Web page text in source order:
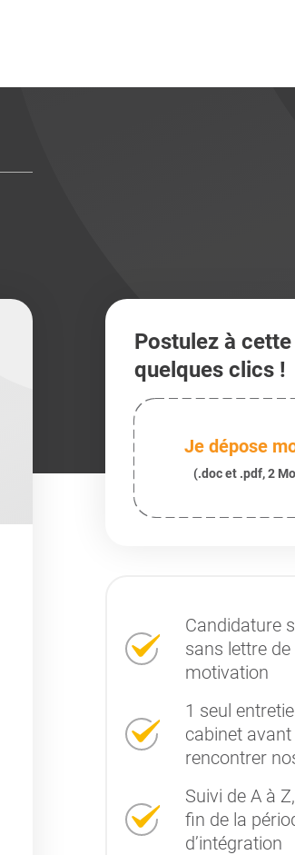
Postulez à
quelques clics !
Je dépose
(.doc et .pdf, 2
Candidature
sans lettre de
motivation
1 seul
cabinet avant
rencontrer
Suivi de A à
fin de la
d’intégration